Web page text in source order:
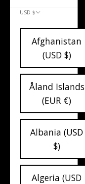
USD $
Afghanistan
(USD $)
Åland Islands
(EUR €)
Albania (USD
$)
Algeria (USD